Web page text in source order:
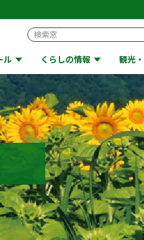
ル くらしの情報 観光